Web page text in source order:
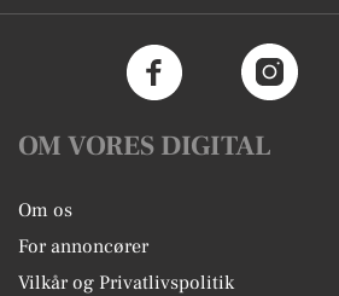
OM VORES DIGITAL
Om os
For annoncører
Vilkår og Privatlivspolitik